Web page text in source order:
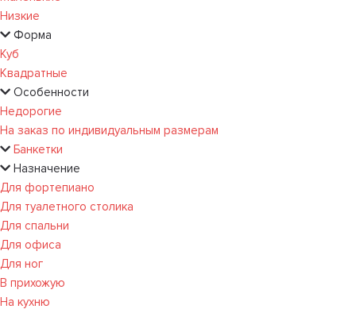
Низкие
Форма
Куб
Квадратные
Особенности
Недорогие
На заказ по индивидуальным размерам
Банкетки
Назначение
Для фортепиано
Для туалетного столика
Для спальни
Для офиса
Для ног
В прихожую
На кухню